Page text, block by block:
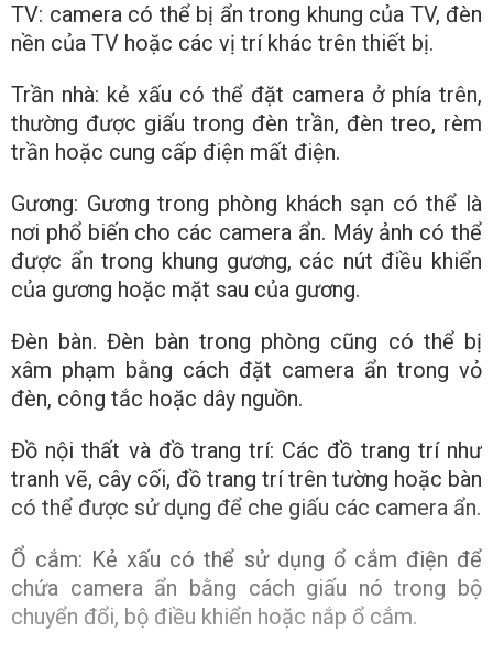
TV: camera có thể bị ẩn trong khung của TV, đèn
nền của TV hoặc các vị trí khác trên thiết bị.
Trần nhà: kẻ xấu có thể đặt camera ở phía trên,
thường được giấu trong đèn trần, đèn treo, rèm
trần hoặc cung cấp điện mất điện.
Gương: Gương trong phòng khách sạn có thể là
nơi phổ biến cho các camera ẩn. Máy ảnh có thể
được ẩn trong khung gương, các nút điều khiển
của gương hoặc mặt sau của gương.
Đèn bàn. Đèn bàn trong phòng cũng có thể bị
xâm phạm bằng cách đặt camera ẩn trong vỏ
đèn, công tắc hoặc dây nguồn.
Đồ nội thất và đồ trang trí: Các đồ trang trí như
tranh vẽ, cây cối, đồ trang trí trên tường hoặc bàn
có thể được sử dụng để che giấu các camera ẩn.
Ổ cắm: Kẻ xấu có thể sử dụng ổ cắm điện để
chứa camera ẩn bằng cách giấu nó trong bộ
chuyển đổi, bộ điều khiển hoặc nắp ổ cắm.